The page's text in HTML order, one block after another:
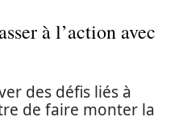
à l’action avec
des défis liés à
de faire monter la